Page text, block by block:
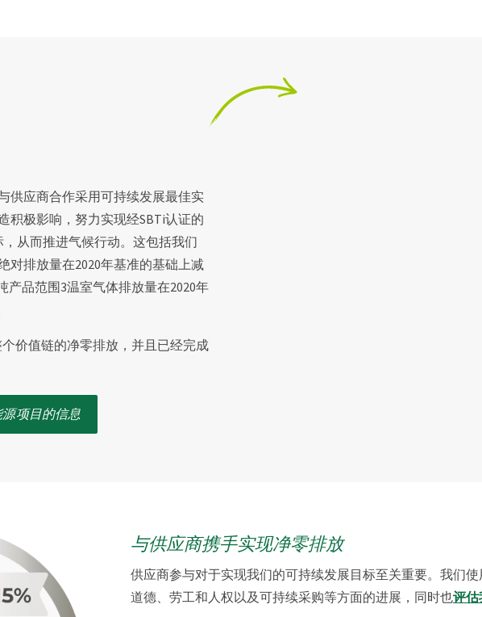
供应商合作采用可持续发展最佳实
积极影响，努力实现经SBTi认证的
从而推进气候行动。这包括我们
对排放量在2020年基准的基础上减
产品范围3温室气体排放量在2020年
价值链的净零排放，并且已经完成
项目的信息
与供应商携手实现净零排放
供应商参与对于实现我们的可持续发展目标至关重要。我们
道德、劳工和人权以及可持续采购等方面的进展，同时也评估